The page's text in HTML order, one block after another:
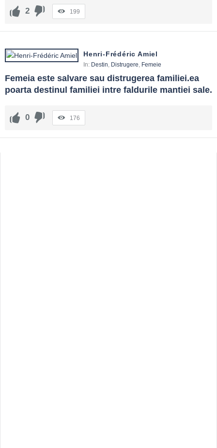
2 199
Henri-Frédéric Amiel
In: Destin, Distrugere, Femeie
Femeia este salvare sau distrugerea familiei.ea
poarta destinul familiei intre faldurile mantiei sale.
0 176